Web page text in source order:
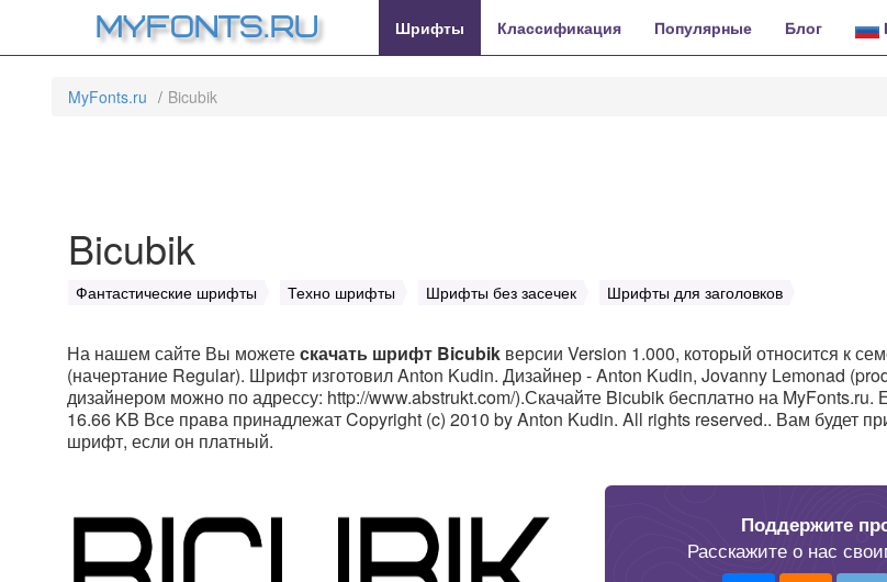
MyFonts.ru Шрифты Классификация Популярные Блог
MyFonts.ru Bicubik
Bicubik
Фантастические шрифты Техно шрифты Шрифты без засечек Шрифты для заголовков
На нашем сайте Вы можетескачать шрифт Bicubik версии Version 1.000, который относится к
(начертание Regular). Шрифт изготовил Anton Kudin. Дизайнер - Anton Kudin, Jovanny Lemonad
дизайнером можно по адрессу: http://www.abstrukt.com/).Скачайте Bicubik бесплатно на MyFonts.ru.
16.66 KB Все права принадлежат Copyright (c) 2010 by Anton Kudin. All rights reserved.. Вам будет
шрифт, если он платный.
Поддержите
Расскажите о нас